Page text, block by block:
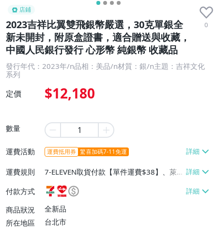
店鋪
2023吉祥比翼雙飛銀幣嚴選，30克單銀全
新未開封，附原盒證書，適合贈送與收藏，
中國人民銀行發行 心形幣 純銀幣 收藏品
0
發行年代：2023年/n品相：美品/n材質：銀/n主題：吉祥文化
系列
定價 $12,180
數量
運費活動 運費抵用券 驚喜加碼7-11免運
運費規則
7-ELEVEN取貨付款【單件運費$38】、萊爾
富取貨付款【單件運費$60】、宅配/貨運
【單件運費$130】
付款方式
商品狀況
全新品
所在地區
台北市